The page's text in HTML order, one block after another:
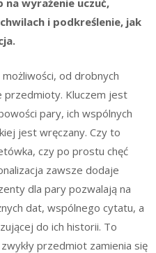
wyrażenie uczuć,
i podkreślenie, jak
od drobnych
przedmioty. Kluczem jest
pary, ich wspólnych
jest wręczany. Czy to
czy po prostu chęć
zawsze dodaje
dla pary pozwalają na
dat, wspólnego cytatu, a
do ich historii. To
przedmiot zamienia się